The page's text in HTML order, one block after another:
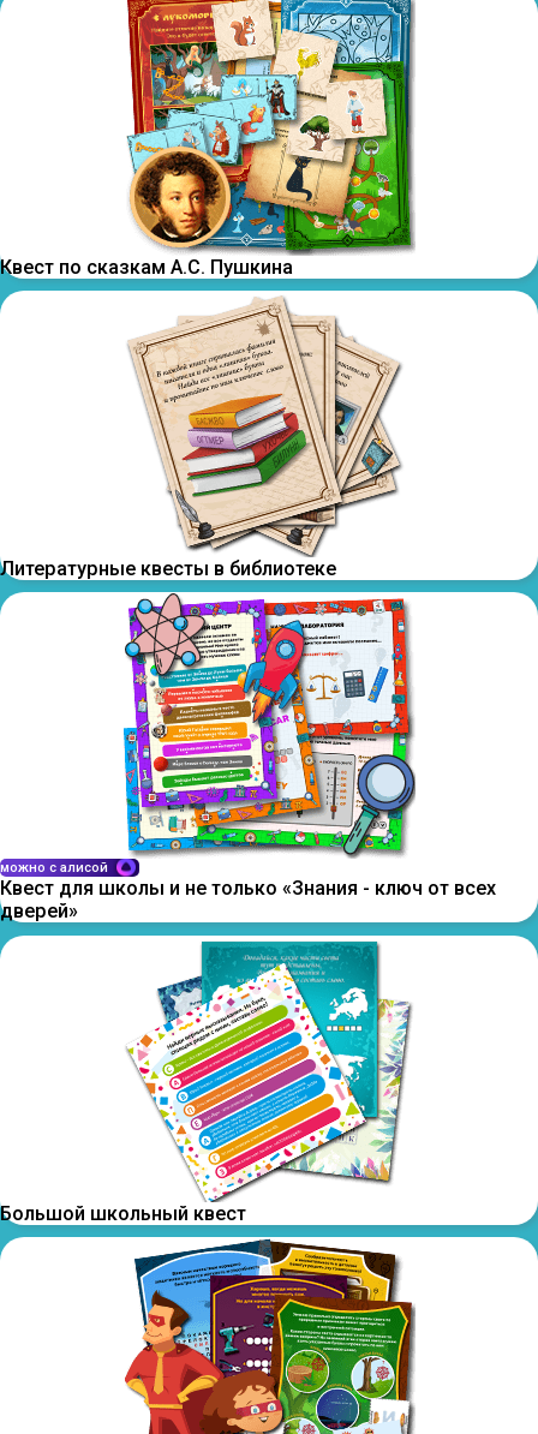
Квест по сказкам А.С. Пушкина
Литературные квесты в библиотеке
можно с алисой
Квест для школы и не только «Знания - ключ от всех
дверей»
Большой школьный квест